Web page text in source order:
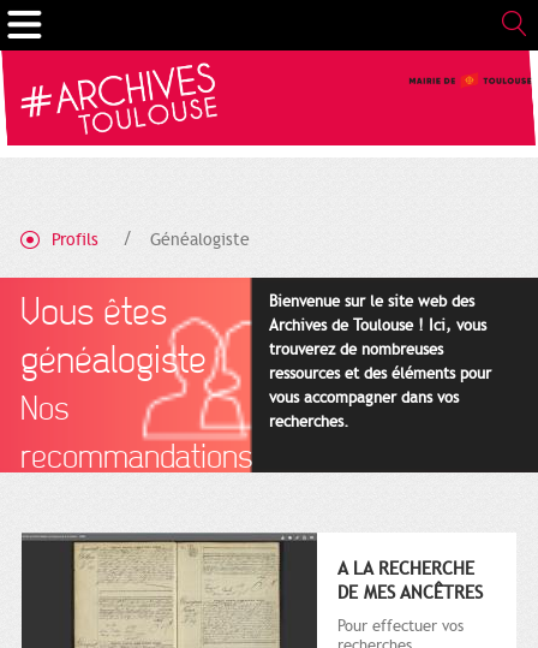
Profils Généalogiste
Vous êtes
généalogiste
Nos
recommandations
Bienvenue sur le site web des
Archives de Toulouse ! Ici, vous
trouverez de nombreuses
ressources et des éléments pour
vous accompagner dans vos
recherches.
A LA RECHERCHE
DE MES ANCÊTRES
Pour effectuer vos
Gestion de vos préférences sur les cookies